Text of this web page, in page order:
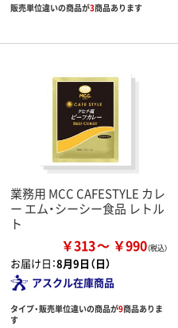
販売単位違いの商品が3商品あります
業務用 MCC CAFESTYLE カレ
ー エム・シーシー食品 レトル
ト
￥313 ￥990
お届け日：8月9日（日）
アスクル在庫商品
タイプ・販売単位違いの商品が9商品ありま
す